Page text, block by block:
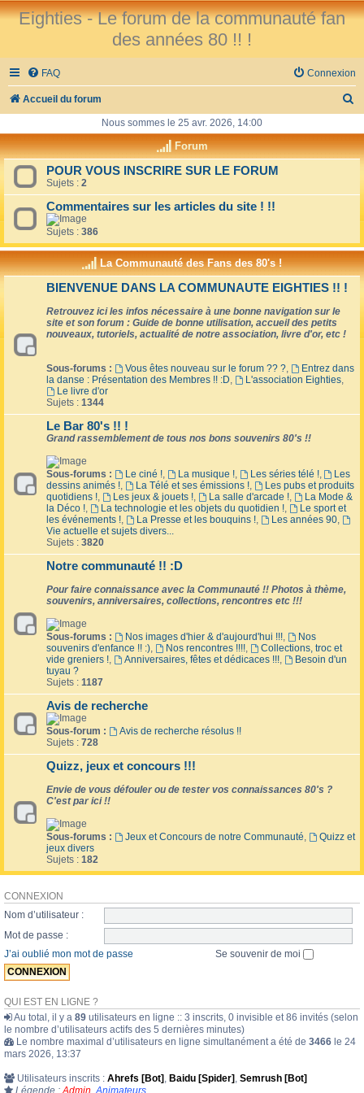
Eighties - Le forum de la communauté fan
des années 80 !! !
FAQ Connexion
Accueil du forum
h
h
e
Nous sommes le 25 avr. 2026, 14:00
Forum
POUR VOUS INSCRIRE SUR LE FORUM
Sujets : 2
Commentaires sur les articles du site ! !!
Sujets : 386
La Communauté des Fans des 80's !
BIENVENUE DANS LA COMMUNAUTE EIGHTIES !! !
Retrouvez ici les infos nécessaire à une bonne navigation sur le
site et son forum : Guide de bonne utilisation, accueil des petits
nouveaux, tutoriels, actualité de notre association, livre d'or, etc !
Sous-forums : Vous êtes nouveau sur le forum ?? ?,
Entrez dans
la danse : Présentation des Membres !! :D, L'association Eighties,
Le livre d'or
Sujets : 1344
Le Bar 80's !! !
Grand rassemblement de tous nos bons souvenirs 80's !!
Sous-forums : Le ciné !, La musique !, Les séries télé !,
Les
dessins animés !, La Télé et ses émissions !,
Les pubs et produits
quotidiens !, Les jeux & jouets !, La salle d'arcade !,
La Mode &
la Déco !, La technologie et les objets du quotidien !,
Le sport et
les événements !, La Presse et les bouquins !, Les années 90,
Vie actuelle et sujets divers...
Sujets : 3820
Notre communauté !! :D
Pour faire connaissance avec la Communauté !! Photos à thème,
souvenirs, anniversaires, collections, rencontres etc !!!
Sous-forums : Nos images d'hier & d'aujourd'hui !!!,
Nos
souvenirs d'enfance !! :), Nos rencontres !!!!,
Collections, troc et
vide greniers !, Anniversaires, fêtes et dédicaces !!!,
Besoin d'un
tuyau ?
Sujets : 1187
Avis de recherche
Sous-forum :
Avis de recherche résolus !!
Sujets : 728
Quizz, jeux et concours !!!
Envie de vous défouler ou de tester vos connaissances 80's ?
C'est par ici !!
Sous-forums : Jeux et Concours de notre Communauté,
Quizz et
jeux divers
Sujets : 182
CONNEXION
Nom d’utilisateur :
Mot de passe :
J’ai oublié mon mot de passe
Se souvenir de moi
QUI EST EN LIGNE ?
Au total, il y a 89 utilisateurs en ligne :: 3 inscrits, 0 invisible et 86 invités (selon
le nombre d’utilisateurs actifs des 5 dernières minutes)
Le nombre maximal d’utilisateurs en ligne simultanément a été de 3466 le 24
mars 2026, 13:37
Utilisateurs inscrits : Ahrefs [Bot] , Baidu [Spider] , Semrush [Bot]
Légende : Admin Animateurs